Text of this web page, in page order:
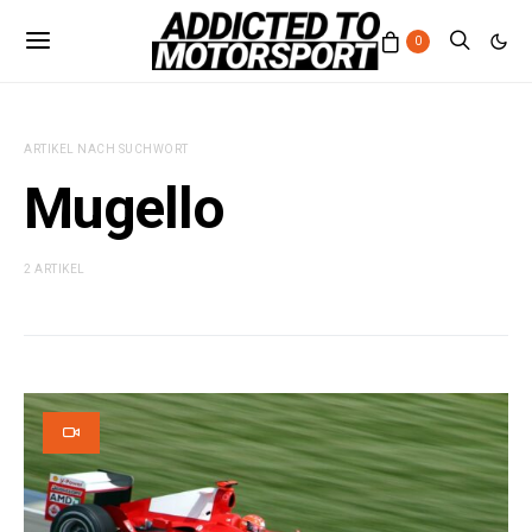
0
ARTIKEL NACH SUCHWORT
Mugello
2 ARTIKEL